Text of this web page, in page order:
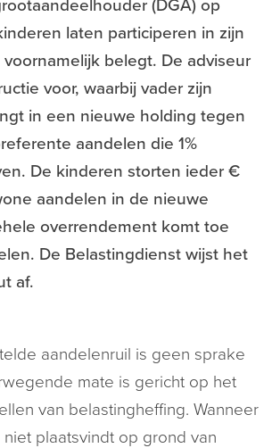
(DGA) op
laten participeren in zijn
belegt. De adviseur
voor, waarbij vader zijn
in een nieuwe holding tegen
aandelen die 1%
De kinderen storten ieder €
aandelen in de nieuwe
overrendement komt toe
De Belastingdienst wijst het
af.
aandelenruil is geen sprake
mate is gericht op het
van belastingheffing. Wanneer
plaatsvindt op grond van